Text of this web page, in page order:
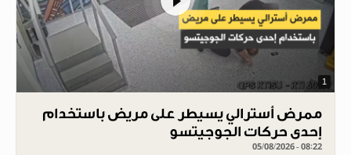
1
ممرض أسترالي يسيطر على مريض باستخدام
إحدى حركات الجوجيتسو
05/08/2026 - 08:22